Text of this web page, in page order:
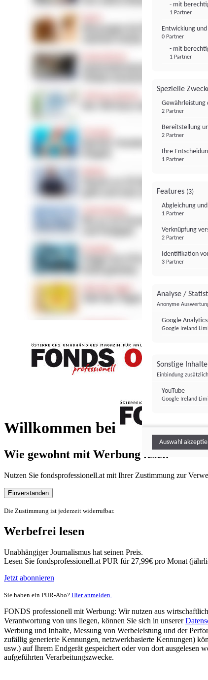
Willkommen bei
FONDS
Wie gewohnt mit Werbung lesen
Nutzen Sie fondsprofessionell.at mit Ihrer Zustimmung zur
Einverstanden
Die Zustimmung ist jederzeit widerrufbar.
Werbefrei lesen
Unabhängiger Journalismus hat seinen Preis.
Lesen Sie fondsprofessionell.at PUR für 27,99€ pro Monat
Jetzt abonnieren
Sie haben ein PUR-Abo? Hier anmelden.
FONDS professionell mit Werbung: Wir nutzen aus
Verantwortung von uns liegen, können Sie sich in unserer
Werbung und Inhalte, Messung von Werbeleistung und der
zufällig generierte Kennungen, netzwerkbasierte Kennungen)
usw.) auf Ihrem Endgerät gespeichert oder von dort ausgelesen
aufgeführten Verarbeitungszwecke.
- mit
1 Partner
Entwicklung
0 Partner
- mit
1 Partner
Spezielle
Gewährleistung
2 Partner
Bereitstellung
2 Partner
Ihre
1 Partner
Features (3)
Abgleichung
1 Partner
Verknüpfung
2 Partner
Identifikation
3 Partner
Analyse /
Anonyme
Google Analytics
Google Ireland
Sonstige Inhalte
Einbindung
YouTube
Google Ireland
Auswahl